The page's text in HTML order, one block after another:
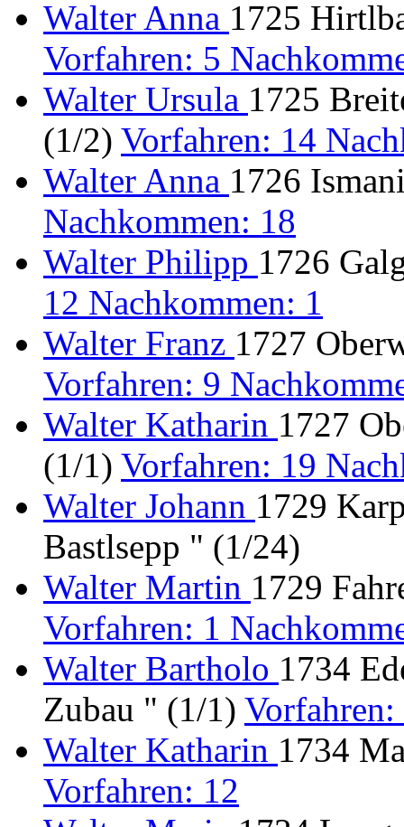
Walter Anna 1725
Vorfahren: 5
Walter Ursula 1725
(1/2) Vorfahren: 14
Walter Anna 1726
Nachkommen: 18
Walter Philipp 1726
12 Nachkommen: 1
Walter Franz 1727
Vorfahren: 9
Walter Katharin 1727
(1/1) Vorfahren: 19
Walter Johann 1729
Bastlsepp " (1/24)
Walter Martin 1729
Vorfahren: 1
Walter Bartholo 1734
Zubau " (1/1)
Walter Katharin 1734
Vorfahren: 12